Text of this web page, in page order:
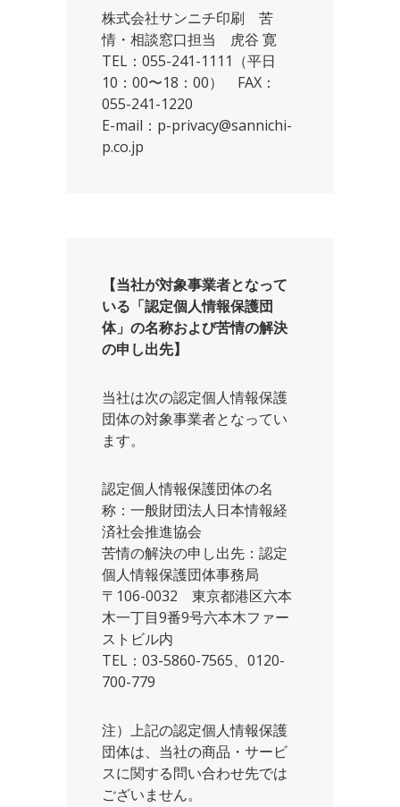
株式会社サンニチ印刷 苦
情・相談窓口担当 虎谷 寛
TEL：055-241-1111（平日
10：00〜18：00） FAX：
055-241-1220
E-mail：p-privacy@sannichi-
p.co.jp
【当社が対象事業者となって
いる「認定個人情報保護団
体」の名称および苦情の解決
の申し出先】
当社は次の認定個人情報保護
団体の対象事業者となってい
ます。
認定個人情報保護団体の名
称：一般財団法人日本情報経
済社会推進協会
苦情の解決の申し出先：認定
個人情報保護団体事務局
〒106-0032 東京都港区六本
木一丁目9番9号六本木ファー
ストビル内
TEL：03-5860-7565、0120-
700-779
注）上記の認定個人情報保護
団体は、当社の商品・サービ
スに関する問い合わせ先では
ございません。